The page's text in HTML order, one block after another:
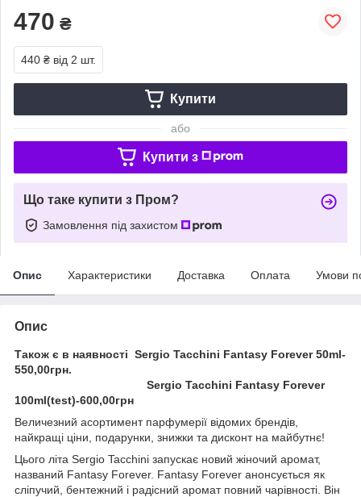
470 ₴
440 ₴ від 2 шт.
Купити
або
Купити з
Що таке купити з Пром?
Замовлення під захистом
Опис Характеристики Доставка Оплата Умови
Опис
Також є в наявності Sergio Tacchini Fantasy Forever 50ml-
550,00грн.
Sergio Tacchini Fantasy Forever
100ml(test)-600,00грн
Величезний асортимент парфумерії відомих брендів,
найкращі ціни, подарунки, знижки та дисконт на майбутнє!
Цього літа Sergio Tacchini запускає новий жіночий аромат,
названий Fantasy Forever. Fantasy Forever анонсується як
сліпучий, бентежний і радісний аромат повний чарівності. Він